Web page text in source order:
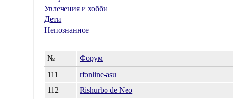
Увлечения и хобби
Дети
Непознанное
№ Форум
111
rfonline-asu
112
Rishurbo de Neo